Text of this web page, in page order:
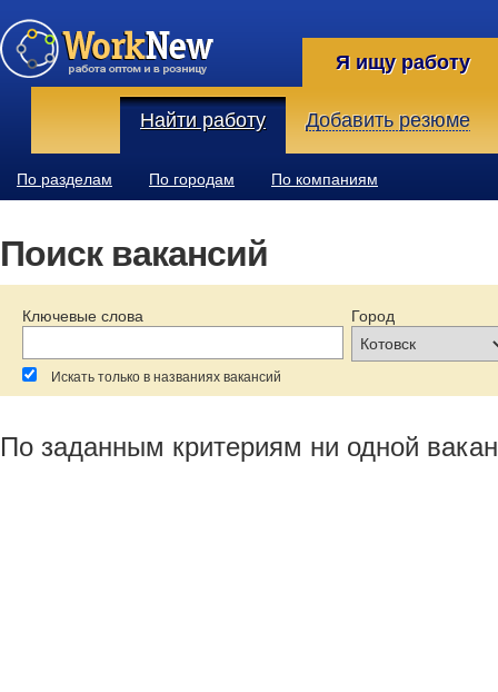
Я ищу работу
Найти работу Добавить резюме
По разделам По городам По компаниям
Поиск вакансий
Ключевые слова Город
Искать только в названиях вакансий
По заданным критериям ни одной